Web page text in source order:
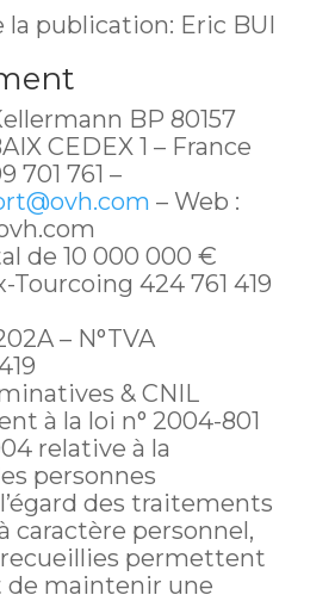
publication: Eric BUI
BP 80157
CEDEX 1 – France
701 761 –
– Web :
de 10 000 000 €
Tourcoing 424 761 419
– N°TVA
& CNIL
à la loi n° 2004-801
relative à la
personnes
des traitements
caractère personnel,
recueillies permettent
de maintenir une